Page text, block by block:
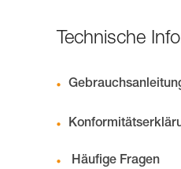
Technische
Häufige Fragen